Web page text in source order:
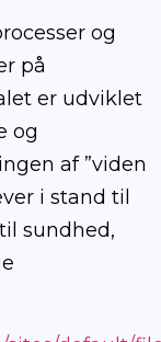
og
på
er udviklet
og
af ”viden
i stand til
sundhed,